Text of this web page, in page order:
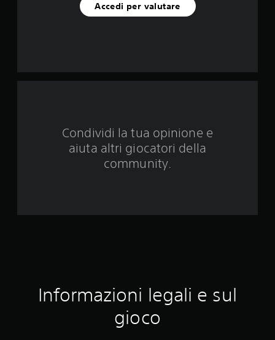
u
l
Accedi per valutare
Condividi la tua opinione e
aiuta altri giocatori della
community.
Informazioni legali e sul
gioco